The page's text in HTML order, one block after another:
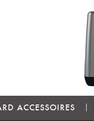
ACCESSOIRES